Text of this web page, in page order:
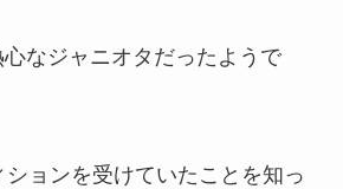
なジャニオタだったようで
ョンを受けていたことを知っ